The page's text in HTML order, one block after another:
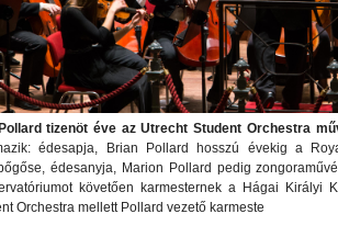
tizenöt éve az Utrecht Student Orchestra
édesapja, Brian Pollard hosszú évekig a
édesanyja, Marion Pollard pedig
követően karmesternek a Hágai Királyi
Orchestra mellett Pollard vezető karmeste